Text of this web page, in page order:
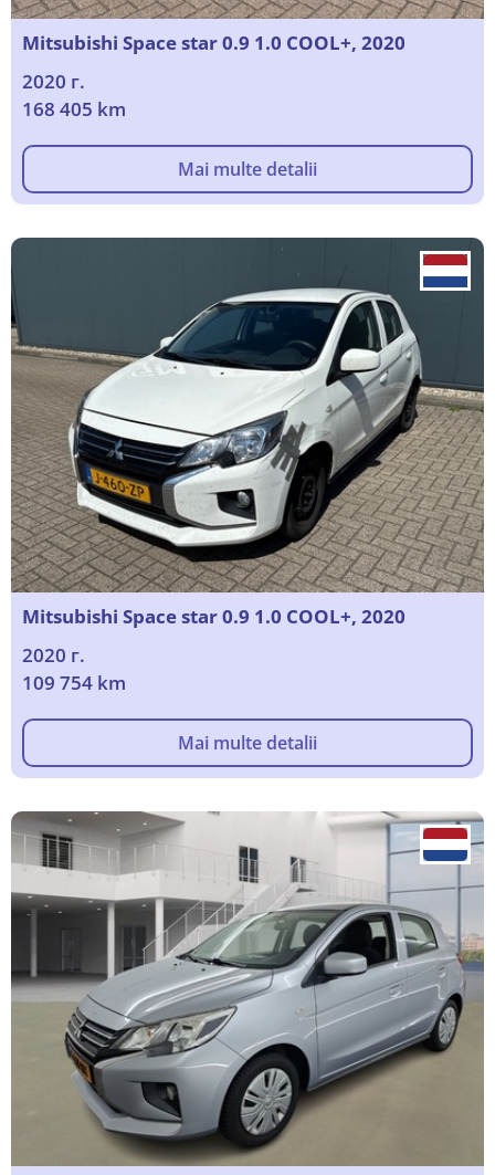
Mitsubishi Space star 0.9 1.0 COOL+, 2020
2020 г.
168 405 km
Mai multe detalii
Mitsubishi Space star 0.9 1.0 COOL+, 2020
2020 г.
109 754 km
Mai multe detalii